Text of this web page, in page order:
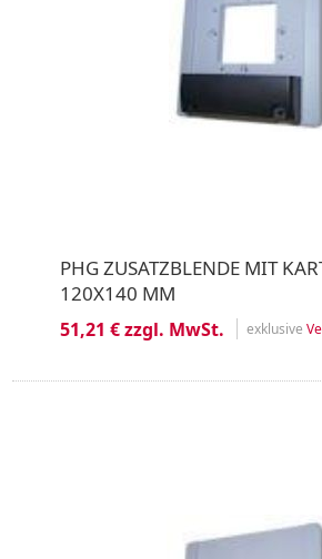
PHG ZUSATZBLENDE MIT
120X140 MM
51,21 € zzgl. MwSt. exklusive